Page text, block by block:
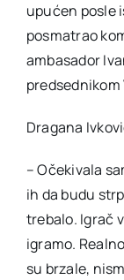
upućen posle
posmatrao
ambasador
Dragana
– Očekivala
ih da budu
trebalo. Igrač
igramo.
su brzale,